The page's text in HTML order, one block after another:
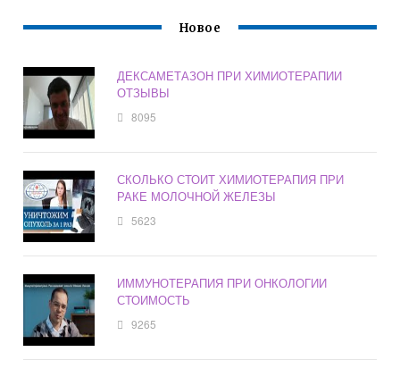
Новое
ДЕКСАМЕТАЗОН ПРИ ХИМИОТЕРАПИИ
ОТЗЫВЫ
8095
СКОЛЬКО СТОИТ ХИМИОТЕРАПИЯ ПРИ
РАКЕ МОЛОЧНОЙ ЖЕЛЕЗЫ
5623
ИММУНОТЕРАПИЯ ПРИ ОНКОЛОГИИ
СТОИМОСТЬ
9265